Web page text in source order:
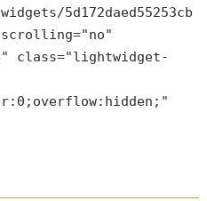
5d172daed55253cb
scrolling="no"
class="lightwidget-